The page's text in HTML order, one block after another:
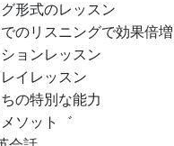
形式のレッスン
のリスニングで効果倍増
ョンレッスン
イレッスン
の特別な能力
ソット゛